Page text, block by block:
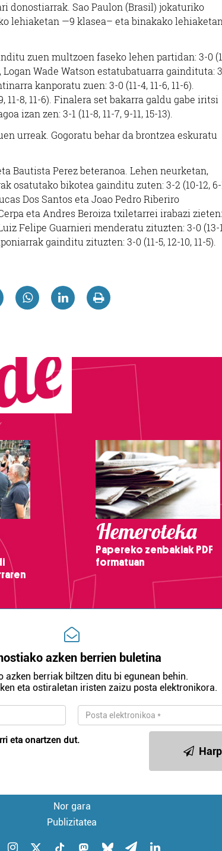
donostiarrak. Sao Paulon (Brasil) jokaturiko
lehiaketan —9 klasea– eta binakako lehiaketan
zuen multzoen faseko lehen partidan: 3-0
Wade Watson estatubatuarra gaindituta:
kanporatu zuen: 3-0 (11-4, 11-6, 11-6).
8, 11-6). Finalera set bakarra galdu gabe iritsi
izan zen: 3-1 (11-8, 11-7, 9-11, 15-13).
urreak. Gogoratu behar da brontzea eskuratu
Bautista Perez beteranoa. Lehen neurketan,
osatutako bikotea gainditu zuten: 3-2 (10-12, 6-
Dos Santos eta Joao Pedro Riberiro
eta Andres Beroiza txiletarrei irabazi zieten:
Felipe Guarnieri menderatu zituzten: 3-0 (13-
gainditu zituzten: 3-0 (11-5, 12-10, 11-5).
Hemeroteka
Papereko zenbakiak PDF
formatuan
azken berrien buletina
azken berriak biltzen ditu bi egunean behin.
eta ostiraletan iristen zaizu posta elektronikora.
eta onartzen dut.
Nor gara
Publizitatea